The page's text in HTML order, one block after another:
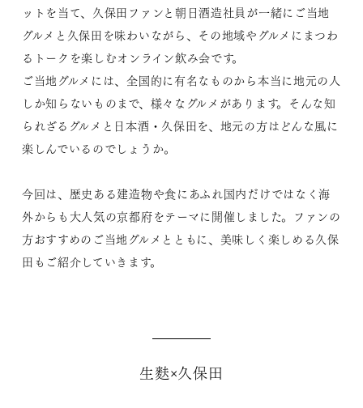
ットを当て、久保田ファンと朝日酒造社員が一緒にご当地
グルメと久保田を味わいながら、その地域やグルメにまつわ
るトークを楽しむオンライン飲み会です。
ご当地グルメには、全国的に有名なものから本当に地元の人
しか知らないものまで、様々なグルメがあります。そんな知
られざるグルメと日本酒・久保田を、地元の方はどんな風に
楽しんでいるのでしょうか。
今回は、歴史ある建造物や食にあふれ国内だけではなく海
外からも大人気の京都府をテーマに開催しました。ファンの
方おすすめのご当地グルメとともに、美味しく楽しめる久保
田もご紹介していきます。
生麩×久保田